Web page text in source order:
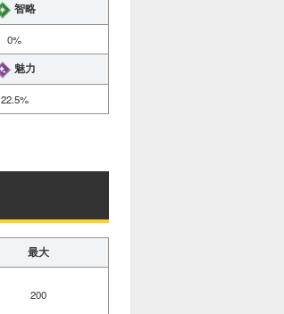
智略
0%
魅力
22.5%
最大
200